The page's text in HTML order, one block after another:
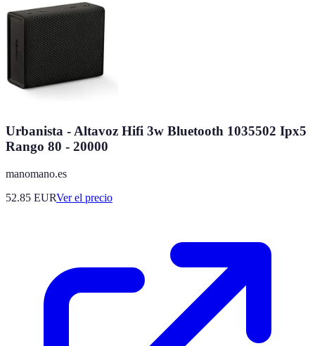
Urbanista - Altavoz Hifi 3w Bluetooth 1035502 Ipx5
Rango 80 - 20000
manomano.es
52.85 EURVer el precio